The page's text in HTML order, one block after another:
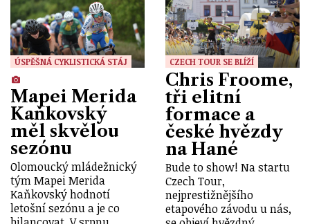
ÚSPĚŠNÁ CYKLISTICKÁ STÁJ
Mapei Merida
Kaňkovský
měl skvělou
sezónu
Olomoucký mládežnický
tým Mapei Merida
Kaňkovský hodnotí
letošní sezónu a je co
CZECH TOUR SE BLÍŽÍ
Chris Froome,
tři elitní
formace a
české hvězdy
na Hané
Bude to show! Na startu
Czech Tour,
nejprestižnějšího
etapového závodu u nás,